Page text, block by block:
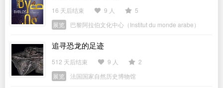
16 天后结束 9 人
5
展览
巴黎阿拉伯文化中心（Institut du monde arabe）
追寻恐龙的足迹
512 天后结束 9 人
2
展览
法国国家自然历史博物馆